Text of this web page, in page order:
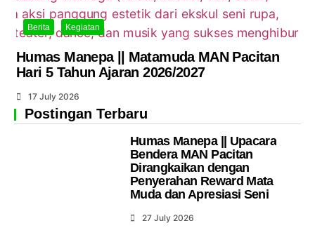
Berita Kegiatan
Humas Manepa || Matamuda MAN Pacitan
Hari 5 Tahun Ajaran 2026/2027
17 July 2026
Postingan Terbaru
Humas Manepa || Upacara
Bendera MAN Pacitan
Dirangkaikan dengan
Penyerahan Reward Mata
Muda dan Apresiasi Seni
27 July 2026